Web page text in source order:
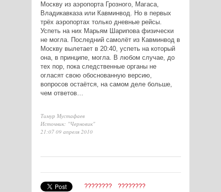
Москву из аэропорта Грозного, Магаса,
Владикавказа или Кавминвод. Но в первых
трёх аэропортах только дневные рейсы.
Успеть на них Марьям Шарипова физически
не могла. Последний самолёт из Кавминвод в
Москву вылетает в 20:40, успеть на который
она, в принципе, могла. В любом случае, до
тех пор, пока следственные органы не
огласят свою обоснованную версию,
вопросов остаётся, на самом деле больше,
чем ответов…
Тимур Мустафаев
Источник: "Черновик"
21:07 09 апреля 2010
???????? ????????